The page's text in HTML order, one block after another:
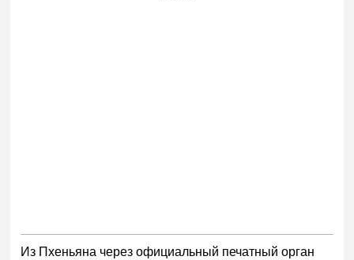
Из Пхеньяна через официальный печатный орган